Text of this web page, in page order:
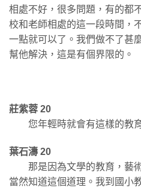
相處不好，很多問題，有的都
校和老師相處的這一段時間，
一點就可以了。我們做不了甚
幫他解決，這是有個界限的。
莊紫蓉 20
您年輕時就會有這樣的教育
葉石濤 20
那是因為文學的教育，藝術
當然知道這個道理。我到國小